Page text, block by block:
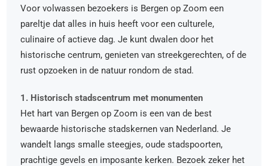
Voor volwassen bezoekers is Bergen op Zoom een
pareltje dat alles in huis heeft voor een culturele,
culinaire of actieve dag. Je kunt dwalen door het
historische centrum, genieten van streekgerechten, of de
rust opzoeken in de natuur rondom de stad.
1. Historisch stadscentrum met monumenten
Het hart van Bergen op Zoom is een van de best
bewaarde historische stadskernen van Nederland. Je
wandelt langs smalle steegjes, oude stadspoorten,
prachtige gevels en imposante kerken. Bezoek zeker het